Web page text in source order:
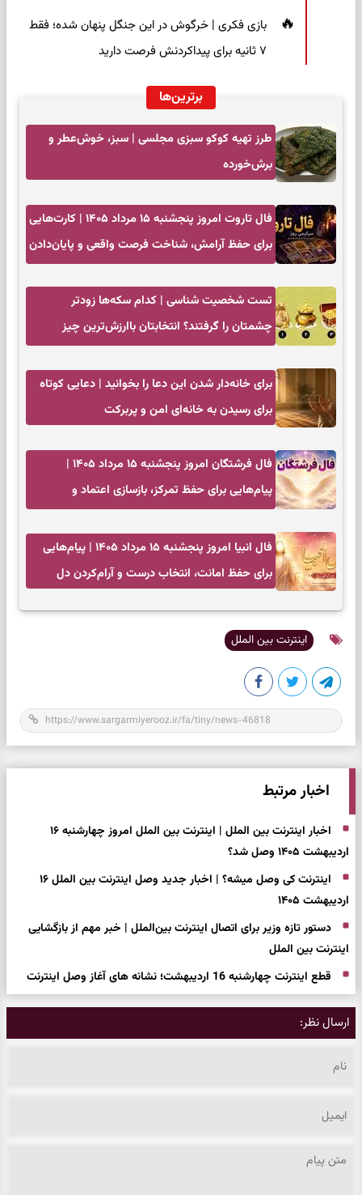
بازی فکری | خرگوش در این جنگل پنهان شده؛ فقط
۷ ثانیه برای پیداکردنش فرصت دارید
برترین‌ها
طرز تهیه کوکو سبزی مجلسی | سبز، خوش‌عطر و
برش‌خورده
فال تاروت امروز پنجشنبه ۱۵ مرداد ۱۴۰۵ | کارت‌هایی
برای حفظ آرامش، شناخت فرصت واقعی و پایان‌دادن
تست شخصیت شناسی | کدام سکه‌ها زودتر
چشمتان را گرفتند؟ انتخابتان باارزش‌ترین چیز
برای خانه‌دار شدن این دعا را بخوانید | دعایی کوتاه
برای رسیدن به خانه‌ای امن و پربرکت
فال فرشتگان امروز پنجشنبه ۱۵ مرداد ۱۴۰۵ |
پیام‌هایی برای حفظ تمرکز، بازسازی اعتماد و
فال انبیا امروز پنجشنبه ۱۵ مرداد ۱۴۰۵ | پیام‌هایی
برای حفظ امانت، انتخاب درست و آرام‌کردن دل
اینترنت بین الملل
اخبار مرتبط
اخبار اینترنت بین الملل | اینترنت بین الملل امروز چهارشنبه ۱۶
اردیبهشت ۱۴۰۵ وصل شد؟
اینترنت کی وصل میشه؟ | اخبار جدید وصل اینترنت بین الملل ۱۶
اردیبهشت ۱۴۰۵
دستور تازه وزیر برای اتصال اینترنت بین‌الملل | خبر مهم از بازگشایی
اینترنت بین الملل
قطع اینترنت چهارشنبه 16 اردیبهشت؛ نشانه های آغاز وصل اینترنت
ارسال نظر: